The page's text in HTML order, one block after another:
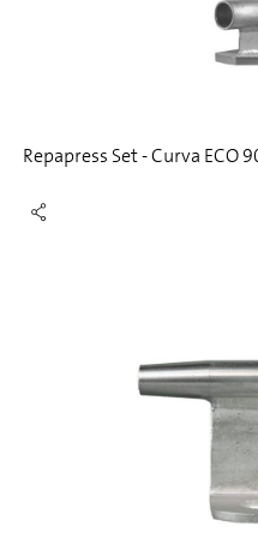
Repapress Set - Curva ECO